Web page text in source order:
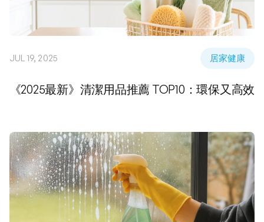
JUL 19, 2025 居家健康
《2025最新》清潔用品推薦 TOP10：環保又高效